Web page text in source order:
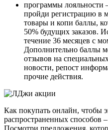
программы лояльности
пройди регистрацию в
товары и копи баллы,
50% будущих заказов.
течение 36 месяцев с
Дополнительно баллы
отзывов на
новости, репост
прочие действия.
Как покупать онлайн, чтобы
распространенных способов
Посмотри предложения,